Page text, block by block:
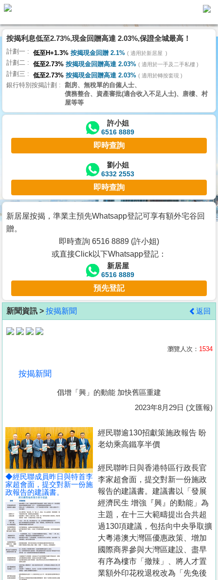
代
理
主
頁
搵
樓/
交
業
主
宅
谷
按
客
地
產
置
業
手
冊
關
於
我
們
按揭利息低至2.73%,現金回贈高達 2.03%,保證全城最高！
計劃一 低至H+1.3% 按揭現金回贈 2.1% 適用於新居屋
計劃二 低至2.73% 按揭現金回贈高達 2.03% 適用於一手及二手私樓
計劃三 低至2.73% 按揭現金回贈高達 2.03% 適用於轉按套現
銀行特別按揭計劃
劏房、無稅單的自僱人士、
債務整合、資產審批(適合收入不足人士)、唐樓、村
屋等等
許小姐
6516 8889
即時查詢
劉小姐
6332 2553
即時查詢
新居屋按揭，準業主預先Whatsapp登記可享有額外宅谷回
贈。
即時查詢 6516 8889 (許小姐)
或直接Click以下Whatsapp登記：
新居屋
6516 8889
預先登記
新聞資訊 > 按揭新聞 返回
瀏覽人次： 1534
按揭新聞
倡增「興」的動能 加快舊區重建
2023年8月29日 (文匯報)
◆經民聯成員昨日與特首李
家超會面，提交對新一份施
政報告的建議書。
經民聯逾130招獻策施政報告 盼
老幼乘高鐵享半價
經民聯昨日與香港特區行政長官
李家超會面，提交對新一份施政
報告的建議書。建議書以「發展
經濟民生 增強『興』的動能」為
主題，在十三大範疇提出合共超
過130項建議，包括向中央爭取擴
大粵港澳大灣區優惠政策、增加
國際商界參與大灣區建設、盡早
有序為樓市「撤辣」、將人才置
業額外印花稅退稅改為「先免後